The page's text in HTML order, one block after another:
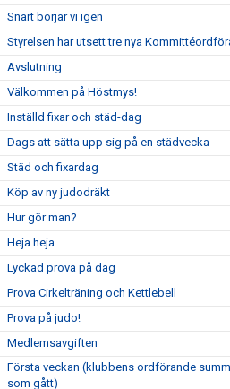
Snart börjar vi igen
Styrelsen har utsett tre nya
Avslutning
Välkommen på Höstmys!
Inställd fixar och städ-dag
Dags att sätta upp sig på en städvecka
Städ och fixardag
Köp av ny judodräkt
Hur gör man?
Heja heja
Lyckad prova på dag
Prova Cirkelträning och Kettlebell
Prova på judo!
Medlemsavgiften
Första veckan (klubbens ordförande
som gått)